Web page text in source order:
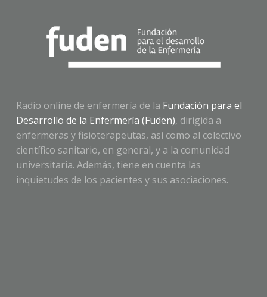
Radio online de enfermería de la Fundación para el
Desarrollo de la Enfermería (Fuden), dirigida a
enfermeras y fisioterapeutas, así como al colectivo
científico sanitario, en general, y a la comunidad
universitaria. Además, tiene en cuenta las
inquietudes de los pacientes y sus asociaciones.